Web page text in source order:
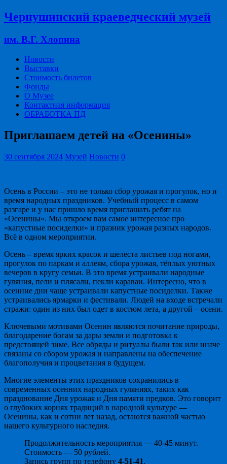
Чернушинский краеведческий музей
им. В.Г. Хлопина
Новости
Выставки
Стоимость билетов
Фонды
О Музее
Контактная информация
ОБРАБОТКА ПД
Приглашаем детей на «Осенины»
30 сентября 2024 Музей Новости 0
Осень в России – это не только сбор урожая и прогулок, но и
время народных праздников. Учебный процесс в самом
разгаре и у нас пришло время приглашать ребят на
«Осенины». Мы откроем вам самое интересное про
«капустные посиделки» и празник урожая разных народов.
Всё в одном мероприятии.
Осень – время ярких красок и шелеста листьев под ногами,
прогулок по паркам и аллеям, сбора урожая, тёплых уютных
вечеров в кругу семьи. В это время устраивали народные
гуляния, пели и плясали, пекли караваи. Интересно, что в
осенние дни чаще устраивали капустные посиделки. Также
устраивались ярмарки и фестивали. Людей на входе встречали
стражи: один из них был одет в костюм лета, а другой – осени.
Ключевыми мотивами Осенин являются почитание природы,
благодарение богам за дары земли и подготовка к
предстоящей зиме. Все обряды и ритуалы были так или иначе
связаны со сбором урожая и направлены на обеспечение
благополучия и процветания в будущем.
Многие элементы этих праздников сохранились в
современных осенних народных гуляниях, таких как
празднование Дня урожая и Дня памяти предков. Это говорит
о глубоких корнях традиций в народной культуре —
Осенины, как и сотни лет назад, остаются важной частью
нашего культурного наследия.
Продолжительность мероприятия — 40-45 минут.
Стоимость — 50 рублей.
Запись групп по телефону 4-51-41.